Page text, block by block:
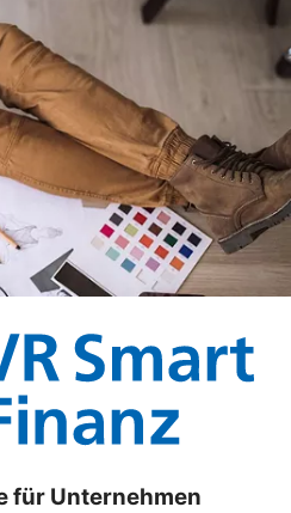
für Unternehmen